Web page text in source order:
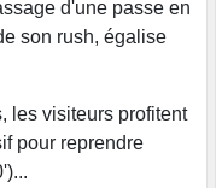
d'une passe en
son rush, égalise
les visiteurs profitent
pour reprendre